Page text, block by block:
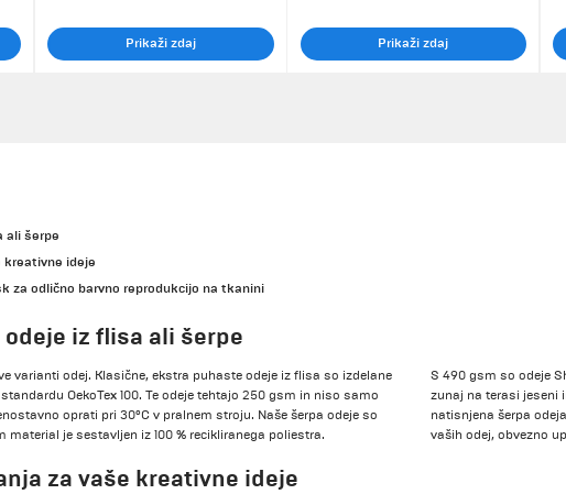
Prikaži zdaj Prikaži zdaj
ali šerpe
ideje
za odlično barvno reprodukcijo na tkanini
iz flisa ali šerpe
varianti odej. Klasične, ekstra puhaste odeje iz flisa so izdelane
OekoTex 100. Te odeje tehtajo 250 gsm in niso samo
oprati pri 30°C v pralnem stroju. Naše šerpa odeje so
material je sestavljen iz 100 % recikliranega poliestra.
S 490 gsm so odeje
zunaj na terasi jeseni
natisnjena šerpa
vaših odej, obvezno
za vaše kreativne ideje